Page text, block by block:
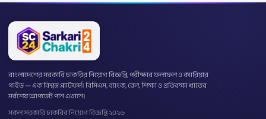
বাংলাদেশের সরকারি চাকরির নিয়োগ বিজ্ঞপ্তি, পরীক্ষার ফলাফল ও ক্যারিয়ার
গাইড — এক বিশ্বস্ত প্ল্যাটফর্ম। বিসিএস, ব্যাংক, রেল, শিক্ষা ও প্রতিরক্ষা খাতের
সর্বশেষ আপডেট পান এখানে।
সকল সরকারি চাকরির নিয়োগ বিজ্ঞপ্তি ২০২৬